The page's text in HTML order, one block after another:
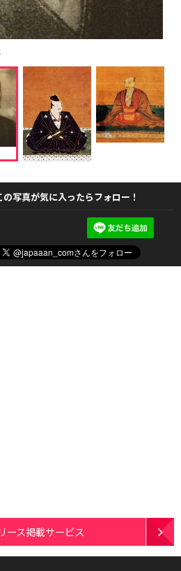
の写真が気に入ったらフォロー！
ース掲載サービス